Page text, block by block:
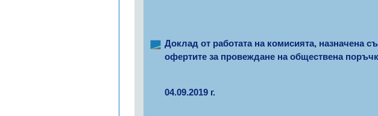
Доклад от работата на комисията, назначена
офертите за провеждане на обществена
04.09.2019 г.